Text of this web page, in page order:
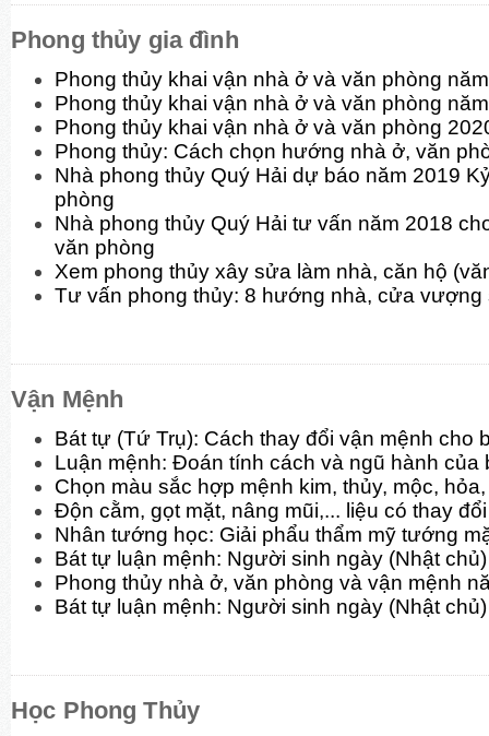
Phong thủy gia đình
Phong thủy khai vận nhà ở và văn phòng
Phong thủy khai vận nhà ở và văn phòng
Phong thủy khai vận nhà ở và văn phòng
Phong thủy: Cách chọn hướng nhà ở, văn
Nhà phong thủy Quý Hải dự báo năm 2019
phòng
Nhà phong thủy Quý Hải tư vấn năm 2018
văn phòng
Xem phong thủy xây sửa làm nhà, căn hộ
Tư vấn phong thủy: 8 hướng nhà, cửa vượng
Vận Mệnh
Bát tự (Tứ Trụ): Cách thay đổi vận mệnh cho
Luận mệnh: Đoán tính cách và ngũ hành của
Chọn màu sắc hợp mệnh kim, thủy, mộc,
Độn cằm, gọt mặt, nâng mũi,... liệu có thay
Nhân tướng học: Giải phẩu thẩm mỹ tướng
Bát tự luận mệnh: Người sinh ngày (Nhật
Phong thủy nhà ở, văn phòng và vận mệnh
Bát tự luận mệnh: Người sinh ngày (Nhật
Học Phong Thủy